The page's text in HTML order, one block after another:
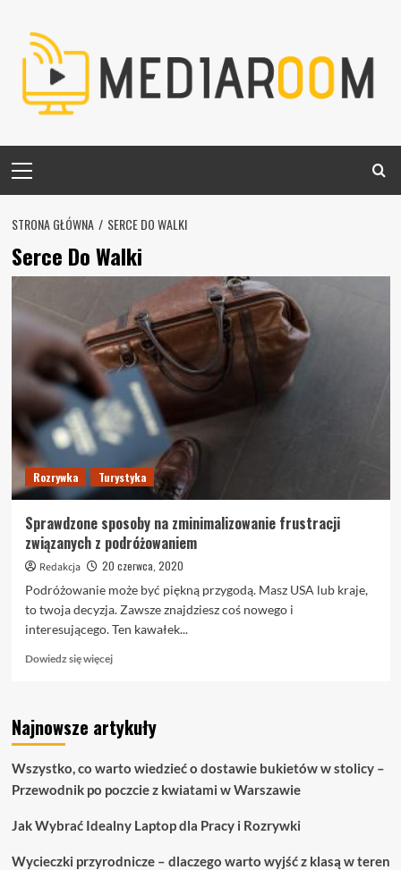
content
Menu
STRONA GŁÓWNA SERCE DO WALKI
Serce Do Walki
Rozrywka Turystyka
Sprawdzone sposoby na zminimalizowanie frustracji
związanych z podróżowaniem
Redakcja
20 czerwca, 2020
Podróżowanie może być piękną przygodą. Masz USA lub kraje,
to twoja decyzja. Zawsze znajdziesz coś nowego i
interesującego. Ten kawałek...
Dowiedz się więcejDowiedz
Sprawdzone
sposoby
zminimalizowanie
frustracji
z
Najnowsze artykuły
Wszystko, co warto wiedzieć o dostawie bukietów w stolicy –
Przewodnik po poczcie z kwiatami w Warszawie
Jak Wybrać Idealny Laptop dla Pracy i Rozrywki
Wycieczki przyrodnicze – dlaczego warto wyjść z klasą w teren